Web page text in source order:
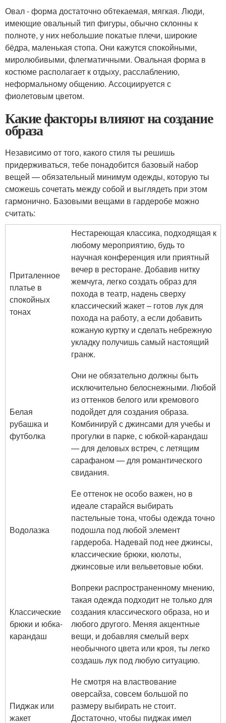
Овал - форма достаточно обтекаемая, мягкая. Люди,
имеющие овальный тип фигуры, обычно склонны к
полноте, у них небольшие покатые плечи, широкие
бёдра, маленькая стопа. Они кажутся спокойными,
миролюбивыми, флегматичными. Овальная форма в
костюме располагает к отдыху, расслаблению,
неформальному общению. Ассоциируется с
фиолетовым цветом.
Какие факторы влияют на создание
образа
Независимо от того, какого стиля ты решишь
придерживаться, тебе понадобится базовый набор
вещей — обязательный минимум одежды, которую ты
сможешь сочетать между собой и выглядеть при этом
гармонично. Базовыми вещами в гардеробе можно
считать:
Приталенное
платье в
спокойных
тонах
Нестареющая классика, подходящая к
любому мероприятию, будь то
научная конференция или приятный
вечер в ресторане. Добавив нитку
жемчуга, легко создать образ для
похода в театр, надень сверху
классический жакет – готов лук для
похода на работу, а если добавить
кожаную куртку и сделать небрежную
укладку получишь самый настоящий
гранж.
Белая
рубашка и
футболка
Они не обязательно должны быть
исключительно белоснежными. Любой
из оттенков белого или кремового
подойдет для создания образа.
Комбинируй с джинсами для учебы и
прогулки в парке, с юбкой-карандаш
— для деловых встреч, с летящим
сарафаном — для романтического
свидания.
Водолазка
Ее оттенок не особо важен, но в
идеале старайся выбирать
пастельные тона, чтобы одежда точно
подошла под любой элемент
гардероба. Надевай под нее джинсы,
классические брюки, кюлоты,
джинсовые или вельветовые юбки.
Классические
брюки и юбка-
карандаш
Вопреки распространенному мнению,
такая одежда подходит не только для
создания классического образа, но и
любого другого. Меняя акцентные
вещи, и добавляя смелый верх
необычного цвета или кроя, ты легко
создашь лук под любую ситуацию.
Пиджак или
жакет
Не смотря на властвование
оверсайза, совсем большой по
размеру выбирать не стоит.
Достаточно, чтобы пиджак имел